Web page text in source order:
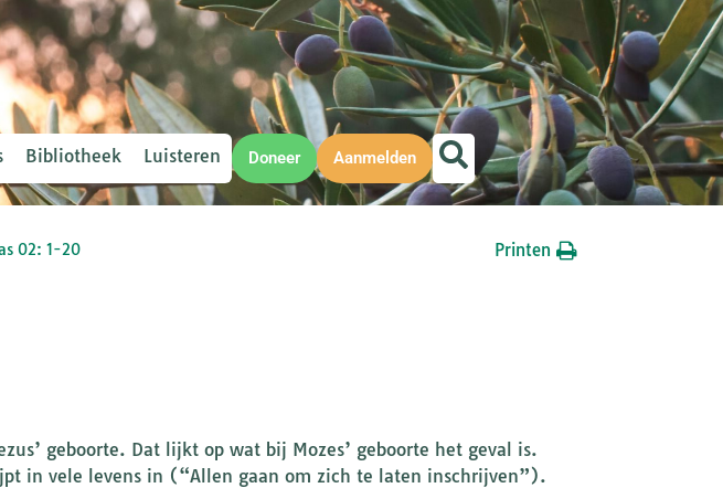
Bibliotheek Luisteren Doneer Aanmelden
02: 1-20 Printen
geboorte. Dat lijkt op wat bij Mozes’ geboorte het geval is.
in vele levens in (“Allen gaan om zich te laten inschrijven”).